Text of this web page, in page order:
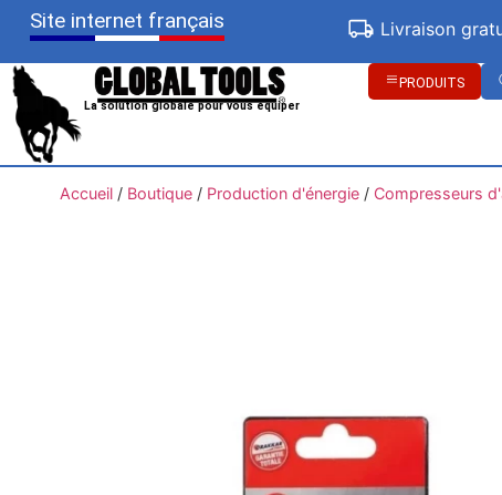
Site internet français Livraison
La solution globale pour vous équiper
PRODUITS
Accueil/ Boutique/ Production d'énergie/ Compresseurs